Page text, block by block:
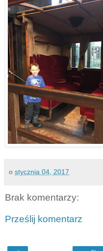
o stycznia 04, 2017
Brak komentarzy:
Prześlij komentarz